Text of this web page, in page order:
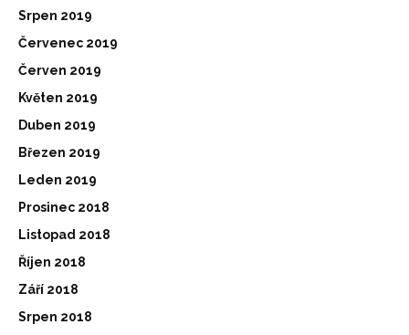
Srpen 2019
Červenec 2019
Červen 2019
Květen 2019
Duben 2019
Březen 2019
Leden 2019
Prosinec 2018
Listopad 2018
Říjen 2018
Září 2018
Srpen 2018